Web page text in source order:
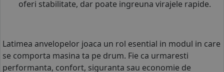
oferi stabilitate, dar poate ingreuna virajele rapide.
Latimea anvelopelor joaca un rol esential in modul in care
se comporta masina ta pe drum. Fie ca urmaresti
performanta, confort, siguranta sau economie de